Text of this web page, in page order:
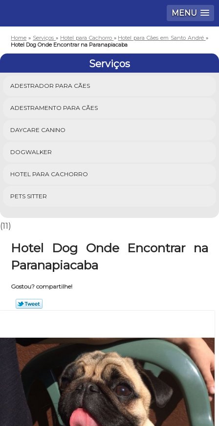
MENU
Home » Serviços» Hotel para Cachorro » Hotel para Cães em Santo André »
Hotel Dog Onde Encontrar na Paranapiacaba
Serviços
ADESTRADOR PARA CÃES
ADESTRAMENTO PARA CÃES
DAYCARE CANINO
DOGWALKER
HOTEL PARA CACHORRO
PETS SITTER
(11)
Hotel Dog Onde Encontrar na
Paranapiacaba
Gostou? compartilhe!